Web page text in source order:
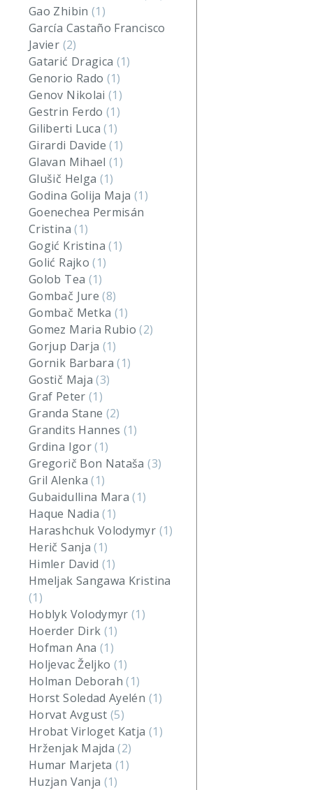
Gao Zhibin (1)
García Castaño Francisco
Javier (2)
Gatarić Dragica (1)
Genorio Rado (1)
Genov Nikolai(1)
Gestrin Ferdo(1)
Giliberti Luca(1)
Girardi Davide(1)
Glavan Mihael(1)
Glušič Helga (1)
Godina Golija Maja (1)
Goenechea Permisán
Cristina(1)
Gogić Kristina(1)
Golić Rajko(1)
Golob Tea (1)
Gombač Jure(8)
Gombač Metka (1)
Gomez Maria Rubio(2)
Gorjup Darja (1)
Gornik Barbara(1)
Gostič Maja(3)
Graf Peter (1)
Granda Stane (2)
Grandits Hannes (1)
Grdina Igor(1)
Gregorič Bon Nataša(3)
Gril Alenka(1)
Gubaidullina Mara(1)
Haque Nadia(1)
Harashchuk Volodymyr (1)
Herič Sanja(1)
Himler David (1)
Hmeljak Sangawa Kristina
(1)
Hoblyk Volodymyr(1)
Hoerder Dirk (1)
Hofman Ana (1)
Holjevac Željko (1)
Holman Deborah(1)
Horst Soledad Ayelén (1)
Horvat Avgust(5)
Hrobat Virloget Katja (1)
Hrženjak Majda(2)
Humar Marjeta(1)
Huzjan Vanja (1)